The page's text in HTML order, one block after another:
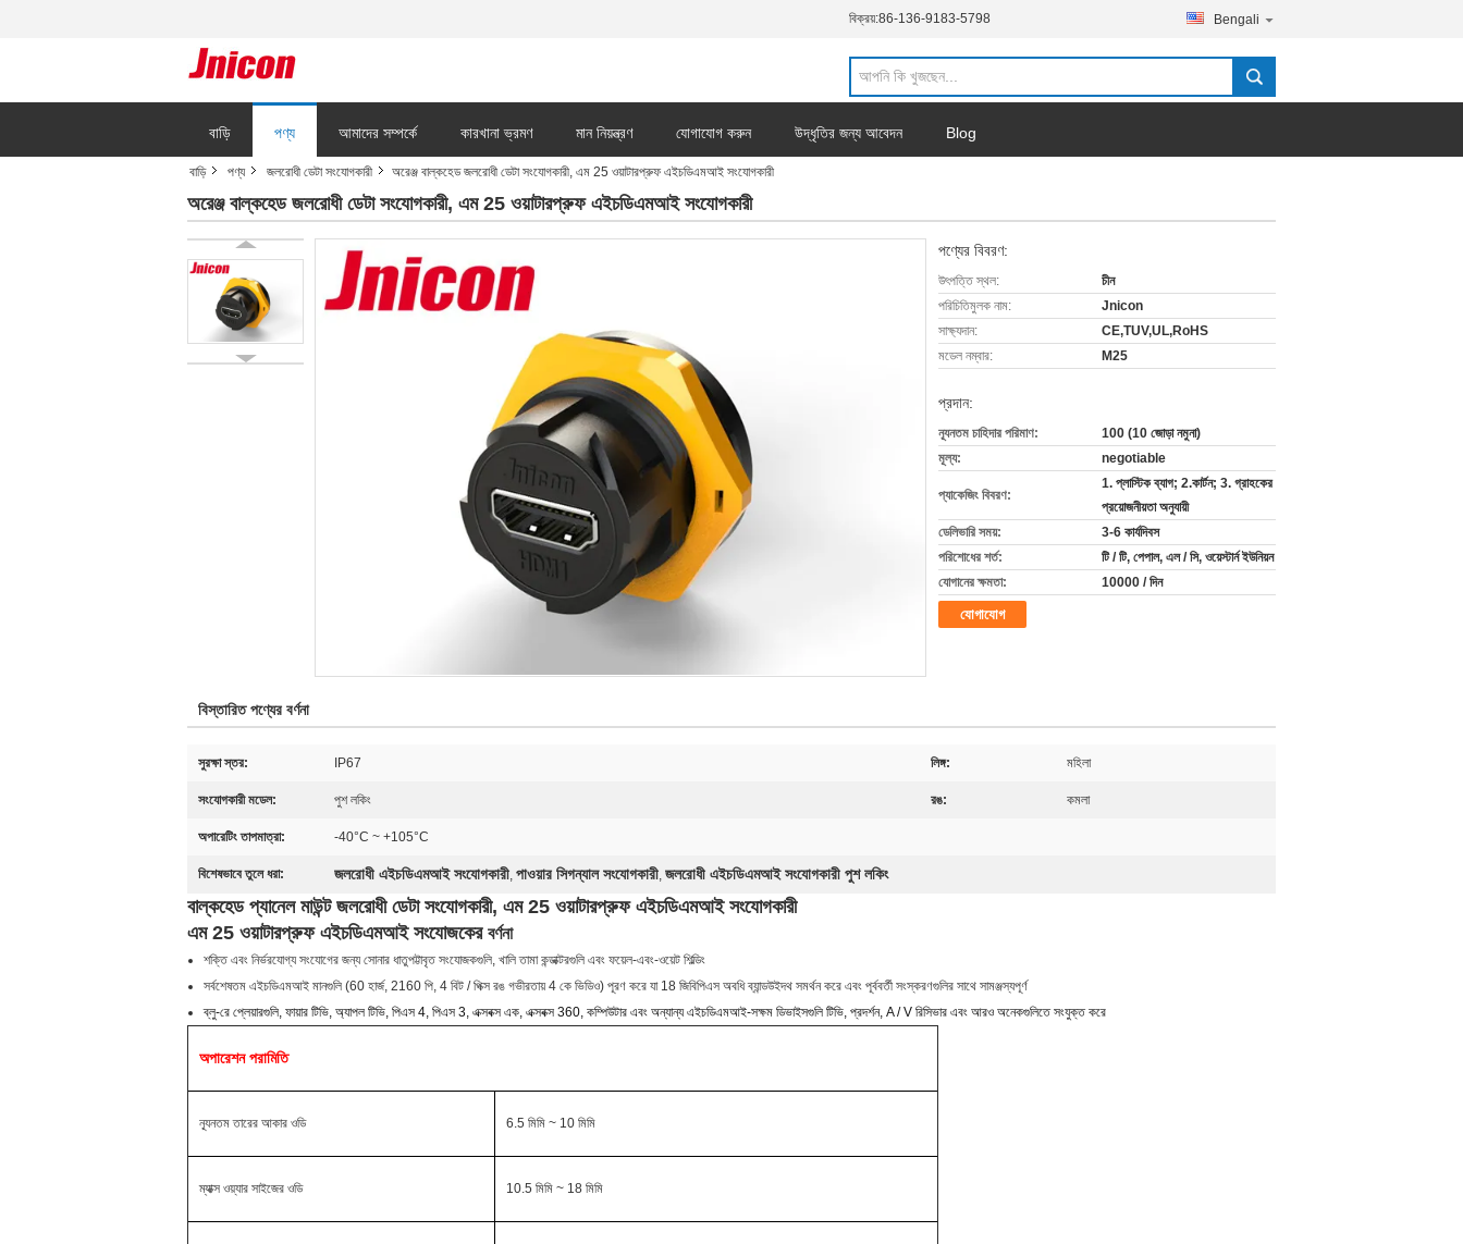
বিক্রয়:86-136-9183-5798 Bengali
বাড়ি পণ্য আমাদের সম্পর্কে কারখানা ভ্রমণ মান নিয়ন্ত্রণ যোগাযোগ করুন উদ্ধৃতির জন্য আবেদন Blog
বাড়ি পণ্য জলরোধী ডেটা সংযোগকারী অরেঞ্জ বাল্কহেড জলরোধী ডেটা সংযোগকারী, এম 25 ওয়াটারপ্রুফ এইচডিএমআই সংযোগকারী
অরেঞ্জ বাল্কহেড জলরোধী ডেটা সংযোগকারী, এম 25 ওয়াটারপ্রুফ এইচডিএমআই সংযোগকারী
পণ্যের বিবরণ:
উৎপত্তি স্থল:
চীন
পরিচিতিমুলক নাম:
Jnicon
সাক্ষ্যদান:
CE,TUV,UL,RoHS
মডেল নম্বার:
M25
প্রদান:
ন্যূনতম চাহিদার পরিমাণ:
100 (10 জোড়া নমুনা)
মূল্য:
negotiable
প্যাকেজিং বিবরণ:
1. প্লাস্টিক ব্যাগ; 2.কার্টন; 3. গ্রাহকের
প্রয়োজনীয়তা অনুযায়ী
ডেলিভারি সময়:
3-6 কার্যদিবস
পরিশোধের শর্ত:
টি / টি, পেপাল, এল / সি, ওয়েস্টার্ন ইউনিয়ন
যোগানের ক্ষমতা:
10000 / দিন
যোগাযোগ
বিস্তারিত পণ্যের বর্ণনা
সুরক্ষা স্তর: IP67 লিঙ্গ: মহিলা
সংযোগকারী মডেল: পুশ লকিং রঙ: কমলা
অপারেটিং তাপমাত্রা: -40°C ~ +105°C
বিশেষভাবে তুলে ধরা: জলরোধী এইচডিএমআই সংযোগকারী, পাওয়ার সিগন্যাল সংযোগকারী, জলরোধী এইচডিএমআই সংযোগকারী পুশ লকিং
বাল্কহেড প্যানেল মাউন্ট জলরোধী ডেটা সংযোগকারী, এম 25 ওয়াটারপ্রুফ এইচডিএমআই সংযোগকারী
এম 25 ওয়াটারপ্রুফ এইচডিএমআই সংযোজকের বর্ণনা
শক্তি এবং নির্ভরযোগ্য সংযোগের জন্য সোনার ধাতুপট্টাবৃত সংযোজকগুলি, খালি তামা কন্ডাক্টরগুলি এবং ফয়েল-এবং-ওয়েট শিল্ডিং
সর্বশেষতম এইচডিএমআই মানগুলি (60 হার্জ, 2160 পি, 4 বিট / পিক্স রঙ গভীরতায় 4 কে ভিডিও) পূরণ করে যা 18 জিবিপিএস অবধি ব্যান্ডউইদথ সমর্থন করে এবং পূর্ববর্তী সংস্করণগুলির সাথে সামঞ্জস্যপূর্ণ
ব্লু-রে প্লেয়ারগুলি, ফায়ার টিভি, অ্যাপল টিভি, পিএস 4, পিএস 3, এক্সবক্স এক, এক্সবক্স 360, কম্পিউটার এবং অন্যান্য এইচডিএমআই-সক্ষম ডিভাইসগুলি টিভি, প্রদর্শন, A / V রিসিভার এবং আরও অনেকগুলিতে সংযুক্ত করে
অপারেশন পরামিতি
ন্যূনতম তারের আকার ওডি 6.5 মিমি ~ 10 মিমি
ম্যাক্স ওয়্যার সাইজের ওডি 10.5 মিমি ~ 18 মিমি